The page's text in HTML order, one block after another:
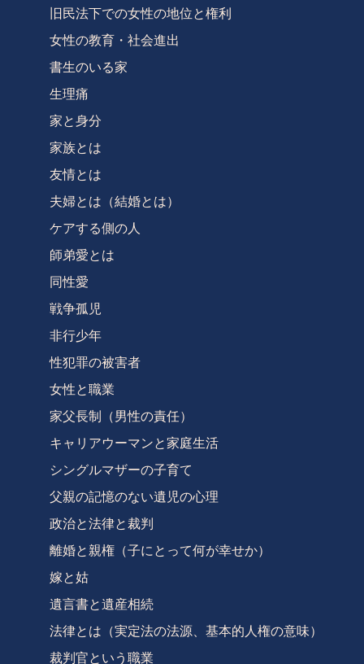
旧民法下での女性の地位と権利
女性の教育・社会進出
書生のいる家
生理痛
家と身分
家族とは
友情とは
夫婦とは（結婚とは）
ケアする側の人
師弟愛とは
同性愛
戦争孤児
非行少年
性犯罪の被害者
女性と職業
家父長制（男性の責任）
キャリアウーマンと家庭生活
シングルマザーの子育て
父親の記憶のない遺児の心理
政治と法律と裁判
離婚と親権（子にとって何が幸せか）
嫁と姑
遺言書と遺産相続
法律とは（実定法の法源、基本的人権の意味）
裁判官という職業